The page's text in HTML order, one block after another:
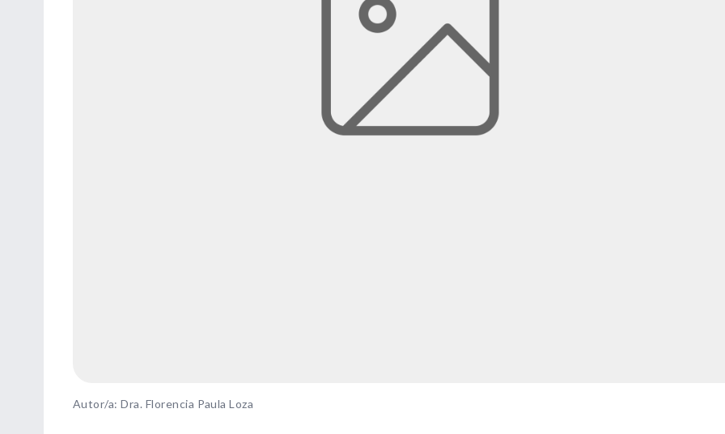
Autor/a: Dra. Florencia Paula Loza